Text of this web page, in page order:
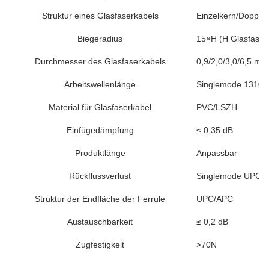
Struktur eines Glasfaserkabels Einzelkern/
Biegeradius 15×H (H
Durchmesser des Glasfaserkabels 0,9/2,0/3,0/6,5
Arbeitswellenlänge Singlemode
Material für Glasfaserkabel PVC/LSZH
Einfügedämpfung ≤ 0,35 dB
Produktlänge Anpassbar
Rückflussverlust Singlemode UPC
Struktur der Endfläche der Ferrule UPC/APC
Austauschbarkeit ≤ 0,2 dB
Zugfestigkeit >70N